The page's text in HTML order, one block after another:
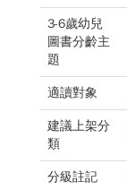
3-6歲幼兒
圖書分齡主
題
適讀對象
建議上架分
類
分級註記